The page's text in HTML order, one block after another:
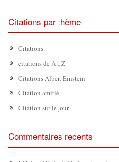
Citations par thème
Citations
citations de A à Z
Citations Albert Einstein
Citation amitié
Citation sur le jour
Commentaires recents